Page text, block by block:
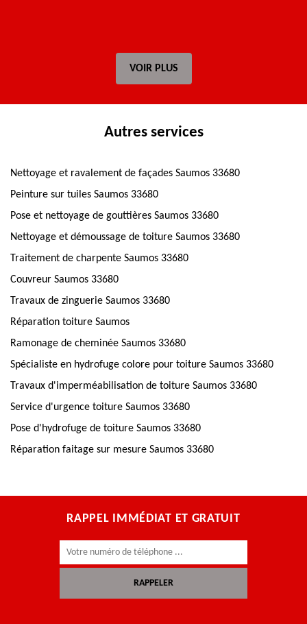
VOIR PLUS
Autres services
Nettoyage et ravalement de façades Saumos 33680
Peinture sur tuiles Saumos 33680
Pose et nettoyage de gouttières Saumos 33680
Nettoyage et démoussage de toiture Saumos 33680
Traitement de charpente Saumos 33680
Couvreur Saumos 33680
Travaux de zinguerie Saumos 33680
Réparation toiture Saumos
Ramonage de cheminée Saumos 33680
Spécialiste en hydrofuge colore pour toiture Saumos 33680
Travaux d'imperméabilisation de toiture Saumos 33680
Service d'urgence toiture Saumos 33680
Pose d'hydrofuge de toiture Saumos 33680
Réparation faitage sur mesure Saumos 33680
RAPPEL IMMÉDIAT ET GRATUIT